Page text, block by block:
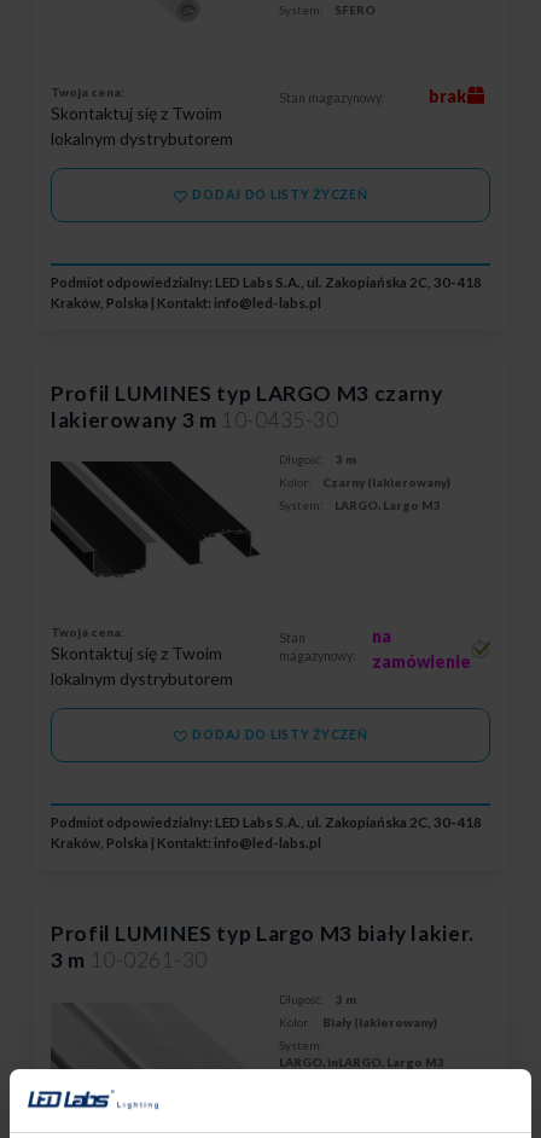
System:
SFERO
Twoja cena:
Skontaktuj się z Twoim
lokalnym dystrybutorem
Stan magazynowy: brak
DODAJ DO LISTY ŻYCZEŃ
Podmiot odpowiedzialny: LED Labs S.A., ul. Zakopiańska 2C, 30-418
Kraków, Polska | Kontakt: info@led-labs.pl
Profil LUMINES typ LARGO M3 czarny
lakierowany 3 m 10-0435-30
Długość:
3 m
Kolor:
Czarny (lakierowany)
System:
LARGO, Largo M3
Twoja cena:
Skontaktuj się z Twoim
lokalnym dystrybutorem
Stan
magazynowy:
na
zamówienie
DODAJ DO LISTY ŻYCZEŃ
Podmiot odpowiedzialny: LED Labs S.A., ul. Zakopiańska 2C, 30-418
Kraków, Polska | Kontakt: info@led-labs.pl
Profil LUMINES typ Largo M3 biały lakier.
3 m 10-0261-30
Długość:
3 m
Kolor:
Biały (lakierowany)
System:
LARGO, inLARGO, Largo M3